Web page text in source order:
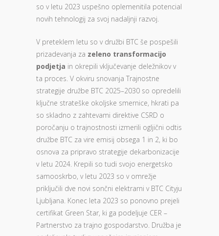
so v letu 2023 uspešno oplemenitila potencial
novih tehnologij za svoj nadaljnji razvoj.
V preteklem letu so v družbi BTC še pospešili
prizadevanja za zeleno transformacijo
podjetja in okrepili vključevanje deležnikov v
ta proces. V okviru snovanja Trajnostne
strategije družbe BTC 2025–2030 so opredelili
ključne strateške okoljske smernice, hkrati pa
so skladno z zahtevami direktive CSRD o
poročanju o trajnostnosti izmerili ogljični odtis
družbe BTC za vire emisij obsega 1 in 2, ki bo
osnova za pripravo strategije dekarbonizacije
v letu 2024. Krepili so tudi svojo energetsko
samooskrbo, v letu 2023 so v omrežje
priključili dve novi sončni elektrarni v BTC Cityju
Ljubljana. Konec leta 2023 so ponovno prejeli
certifikat Green Star, ki ga podeljuje CER –
Partnerstvo za trajno gospodarstvo. Družba je